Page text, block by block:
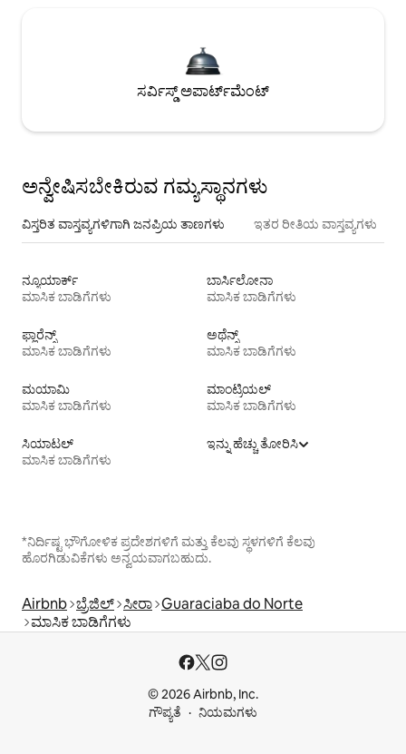
ಸರ್ವಿಸ್ಡ್ ಅಪಾರ್ಟ್‌ಮೆಂಟ್
ಅನ್ವೇಷಿಸಬೇಕಿರುವ ಗಮ್ಯಸ್ಥಾನಗಳು
ವಿಸ್ತರಿತ ವಾಸ್ತವ್ಯಗಳಿಗಾಗಿ ಜನಪ್ರಿಯ ತಾಣಗಳು ಇತರ ರೀತಿಯ ವಾಸ್ತವ್ಯಗಳು
ನ್ಯೂಯಾರ್ಕ್
ಮಾಸಿಕ ಬಾಡಿಗೆಗಳು
ಬಾರ್ಸಿಲೋನಾ
ಮಾಸಿಕ ಬಾಡಿಗೆಗಳು
ಫ್ಲಾರೆನ್ಸ್
ಮಾಸಿಕ ಬಾಡಿಗೆಗಳು
ಅಥೆನ್ಸ್
ಮಾಸಿಕ ಬಾಡಿಗೆಗಳು
ಮಯಾಮಿ
ಮಾಸಿಕ ಬಾಡಿಗೆಗಳು
ಮಾಂಟ್ರಿಯಲ್
ಮಾಸಿಕ ಬಾಡಿಗೆಗಳು
ಸಿಯಾಟಲ್
ಮಾಸಿಕ ಬಾಡಿಗೆಗಳು
ಇನ್ನು ಹೆಚ್ಚು ತೋರಿಸಿ
*ನಿರ್ದಿಷ್ಟ ಭೌಗೋಳಿಕ ಪ್ರದೇಶಗಳಿಗೆ ಮತ್ತು ಕೆಲವು ಸ್ಥಳಗಳಿಗೆ ಕೆಲವು
ಹೊರಗಿಡುವಿಕೆಗಳು ಅನ್ವಯವಾಗಬಹುದು.
Airbnb ಬ್ರೆಜಿಲ್ ಸೀರಾ Guaraciaba do Norte
ಮಾಸಿಕ ಬಾಡಿಗೆಗಳು
© 2026 Airbnb, Inc.
ಗೌಪ್ಯತೆ
ನಿಯಮಗಳು